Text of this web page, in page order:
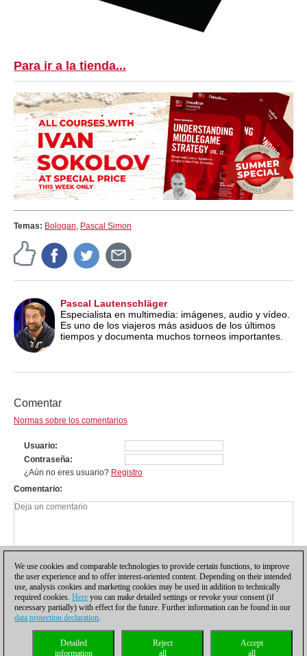
Para ir a la tienda...
Temas: Bologan, Pascal Simon
Pascal Lautenschläger
Especialista en multimedia: imágenes, audio y vídeo.
Es uno de los viajeros más asiduos de los últimos
tiempos y documenta muchos torneos importantes.
Comentar
Normas sobre los comentarios
Usuario
Contraseña
¿Aún no eres usuario? Registro
Comentario
Política de privacidad |Para contactar Cookies Management
Licencias
Compliance Hotline
We use cookies and comparable technologies to provide certain functions, to improve
the user experience and to offer interest-oriented content. Depending on their intended
use, analysis cookies and marketing cookies may be used in addition to technically
required cookies. Here you can make detailed settings or revoke your consent (if
necessary partially) with effect for the future. Further information can be found in our
data protection declaration.
Accept
all
Reject
all
Detailed
information